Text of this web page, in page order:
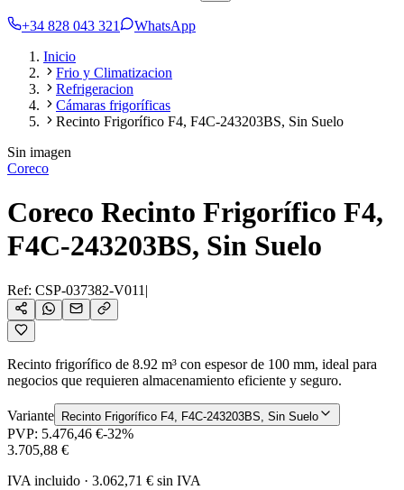
+34 828 043 321
WhatsApp
Inicio
Frio y Climatizacion
Refrigeracion
Cámaras frigoríficas
Recinto Frigorífico F4, F4C-243203BS, Sin Suelo
Sin imagen
Coreco
Coreco Recinto Frigorífico F4,
F4C-243203BS, Sin Suelo
Ref: CSP-037382-V011 |
Recinto frigorífico de 8.92 m³ con espesor de 100 mm, ideal para
negocios que requieren almacenamiento eficiente y seguro.
Variante Recinto Frigorífico F4, F4C-243203BS, Sin Suelo
PVP: 5.476,46 €-32%
3.705,88 €
IVA incluido · 3.062,71 € sin IVA